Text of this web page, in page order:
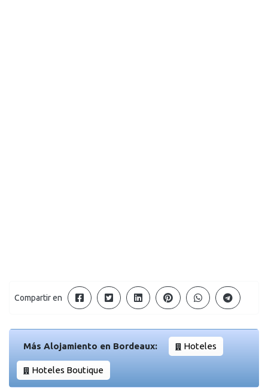
Compartir en
Más Alojamiento en Bordeaux: Hoteles
Hoteles Boutique